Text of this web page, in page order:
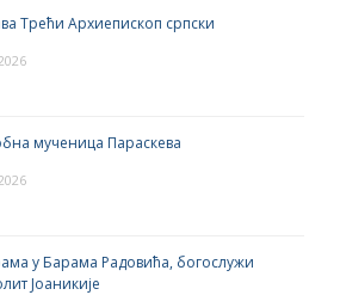
Трећи Архиепископ српски
мученица Параскева
у Барама Радовића, богослужи
Јоаникије